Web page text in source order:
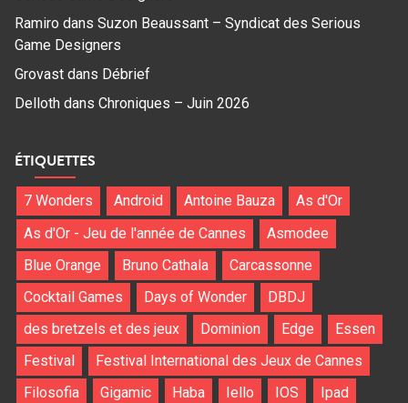
Ramiro dans Suzon Beaussant – Syndicat des Serious
Game Designers
Grovast dans Débrief
Delloth dans Chroniques – Juin 2026
ÉTIQUETTES
7 Wonders Android Antoine Bauza
As d'Or
As d'Or - Jeu de l'année de Cannes
Asmodee
Blue Orange
Bruno Cathala
Carcassonne
Cocktail Games
Days of Wonder
DBDJ
des bretzels et des jeux
Dominion Edge
Essen
Festival
Festival International des Jeux de Cannes
Filosofia
Gigamic Haba Iello IOS
Ipad